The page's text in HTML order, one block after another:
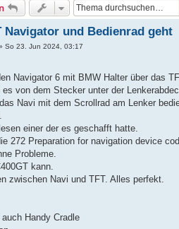
Navigator und Bedienrad geht
So 23. Jun 2024, 03:17
Navigator 6 mit BMW Halter über das
von dem Stecker unter der
Navi mit dem Scrollrad am Lenker
einer der es geschafft hatte.
272 Preparation for navigation device
Probleme.
kann.
zwischen Navi und TFT. Alles perfekt.
Handy Cradle